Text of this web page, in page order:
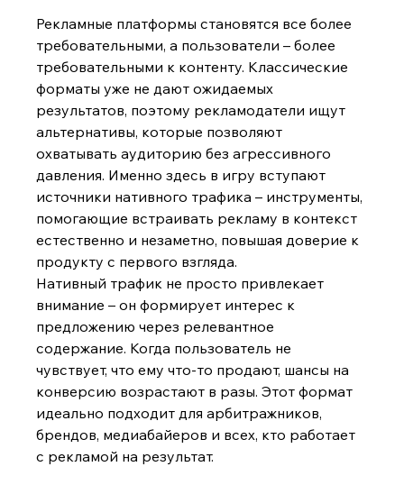
Рекламные платформы становятся все более
требовательными, а пользователи – более
требовательными к контенту. Классические
форматы уже не дают ожидаемых
результатов, поэтому рекламодатели ищут
альтернативы, которые позволяют
охватывать аудиторию без агрессивного
давления. Именно здесь в игру вступают
источники нативного трафика – инструменты,
помогающие встраивать рекламу в контекст
естественно и незаметно, повышая доверие к
продукту с первого взгляда.
Нативный трафик не просто привлекает
внимание – он формирует интерес к
предложению через релевантное
содержание. Когда пользователь не
чувствует, что ему что-то продают, шансы на
конверсию возрастают в разы. Этот формат
идеально подходит для арбитражников,
брендов, медиабайеров и всех, кто работает
с рекламой на результат.